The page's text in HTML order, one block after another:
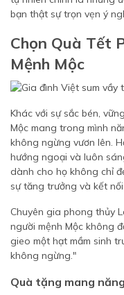
bạn thật sự trọn vẹn ý
Chọn Quà Tết
Mệnh Mộc
Khác với sự sắc bén,
Mộc mang trong mình
không ngừng vươn lên.
hướng ngoại và luôn
dành cho họ không chỉ
sự tăng trưởng và kết
Chuyên gia phong thủy
người mệnh Mộc không
gieo một hạt mầm sinh
không ngừng."
Quà tặng mang